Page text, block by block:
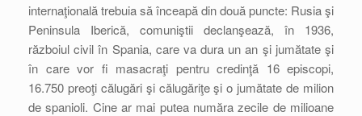
internaţională trebuia să înceapă din două puncte: Rusia şi
Peninsula Iberică, comuniştii declanşează, în 1936,
războiul civil în Spania, care va dura un an şi jumătate şi
în care vor fi masacraţi pentru credinţă 16 episcopi,
16.750 preoţi călugări şi călugăriţe şi o jumătate de milion
de spanioli. Cine ar mai putea număra zecile de milioane